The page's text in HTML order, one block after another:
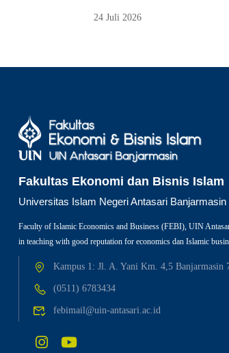
24 Juli 2026
Fakultas Ekonomi dan Bisnis Islam
Universitas Islam Negeri Antasari Banjarmasin
Faculty of Islamic Economics and Business (FEBI), UIN
in teaching with good reputation for economics dan Islamic
Kampus 1: Jl. A. Yani Km. 4,5 Banjarmasin
(0511) 6783434
febimail@uin-antasari.ac.id